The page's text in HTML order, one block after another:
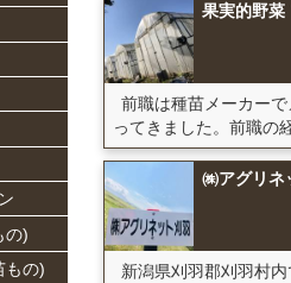
の)
もの)
果実的野菜
前職は種苗メーカー
ってきました。前職の
㈱アグリネ
新潟県刈羽郡刈羽村